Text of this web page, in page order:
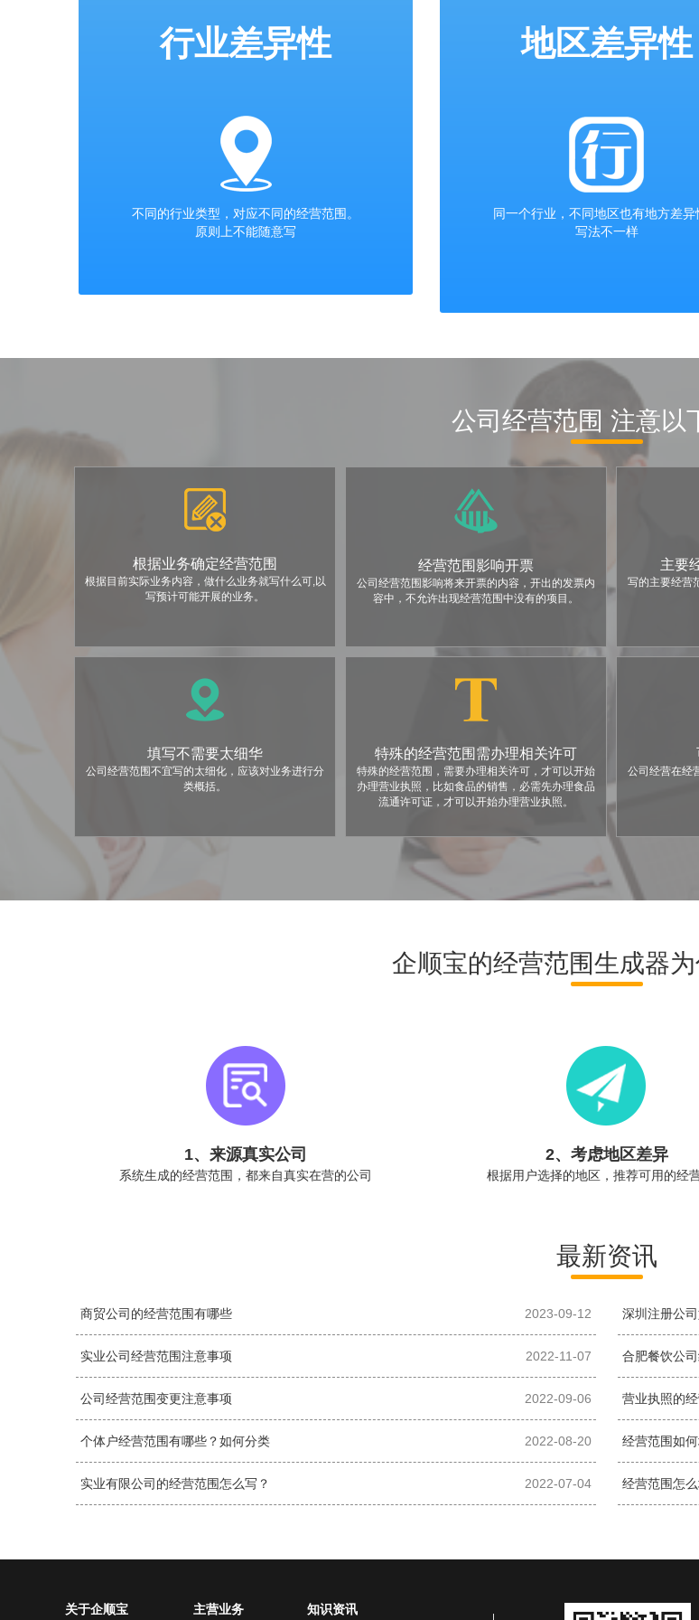
行业差异性
不同的行业类型，对应不同的经营范围。
原则上不能随意写
地区差异性
同一个行业，不同地区也有地方差异
写法不一样
公司经营范围 注意以
根据业务确定经营范围
根据目前实际业务内容，做什么业务就写什么可,以
写预计可能开展的业务。
经营范围影响开票
公司经营范围影响将来开票的内容，开出的发票内
容中，不允许出现经营范围中没有的项目。
主要
写的主要经营
填写不需要太细华
公司经营范围不宜写的太细化，应该对业务进行分
类概括。
特殊的经营范围需办理相关许可
特殊的经营范围，需要办理相关许可，才可以开始
办理营业执照，比如食品的销售，必需先办理食品
流通许可证，才可以开始办理营业执照。
公司经营在经
企顺宝的经营范围生成器为
1、来源真实公司
系统生成的经营范围，都来自真实在营的公司
2、考虑地区差异
根据用户选择的地区，推荐可用的经
最新资讯
商贸公司的经营范围有哪些 2023-09-12 深圳注册公
实业公司经营范围注意事项 2022-11-07 合肥餐饮公
公司经营范围变更注意事项 2022-09-06 营业执照的
个体户经营范围有哪些？如何分类 2022-08-20 经营范围如
实业有限公司的经营范围怎么写？ 2022-07-04 经营范围怎
关于企顺宝 主营业务 知识资讯